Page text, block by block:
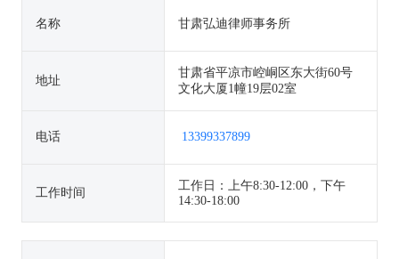
名称 甘肃弘迪律师事务所
地址
甘肃省平凉市崆峒区东大街60号
文化大厦1幢19层02室
电话 13399337899
工作时间
工作日：上午8:30-12:00，下午
14:30-18:00